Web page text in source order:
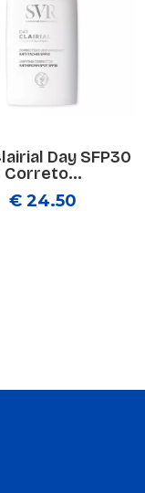
Day SFP30
Correto...
€ 24.50